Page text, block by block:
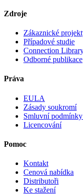
Zdroje
Zákaznické
Případové studie
Connection
Odborné publikace
Práva
EULA
Zásady soukromí
Smluvní
Licencování
Pomoc
Kontakt
Cenová nabídka
Distributoři
Ke stažení